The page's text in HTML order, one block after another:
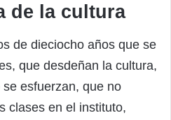
de la cultura
de dieciocho años que se
que desdeñan la cultura,
esfuerzan, que no
clases en el instituto,